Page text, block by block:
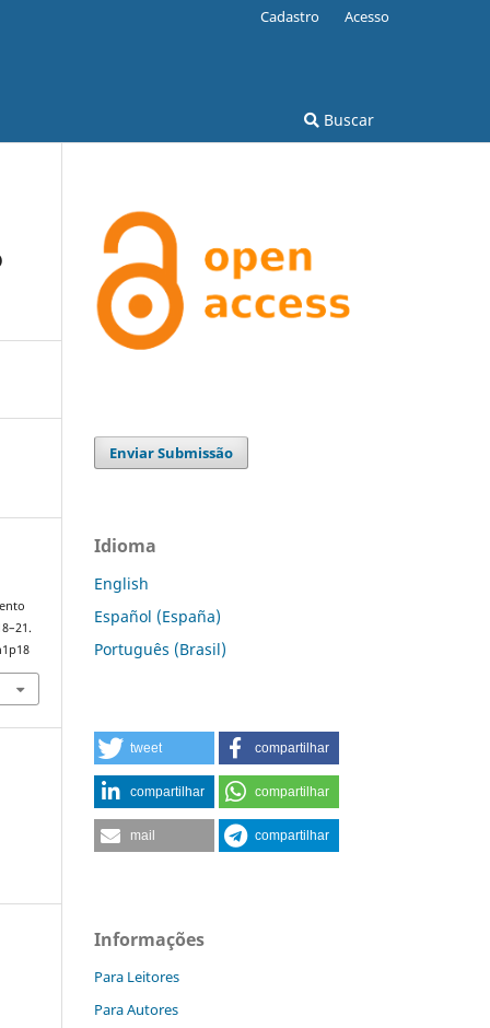
Buscar
Cadastro Acesso
Enviar Submissão
Idioma
English
Español (España)
Português (Brasil)
tweet compartilhar
compartilhar compartilhar
mail compartilhar
Informações
Para Leitores
Para Autores